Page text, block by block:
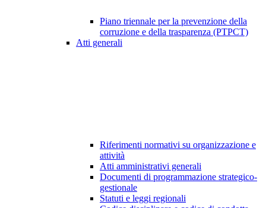
Piano triennale per la prevenzione della
corruzione e della trasparenza (PTPCT)
Atti generali
Riferimenti normativi su organizzazione e
attività
Atti amministrativi generali
Documenti di programmazione strategico-
gestionale
Statuti e leggi regionali